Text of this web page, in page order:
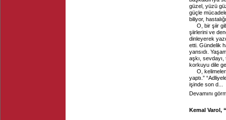
güzel, yüzü
güçle
biliyor,
O, bir şiir
şiirlerini ve
dinleyerek
etti. Gündelik
yansıdı.
aşkı,
korkuyu dile
O,
yaptı.”
işinde son d...
Devamını
Kemal Varol,